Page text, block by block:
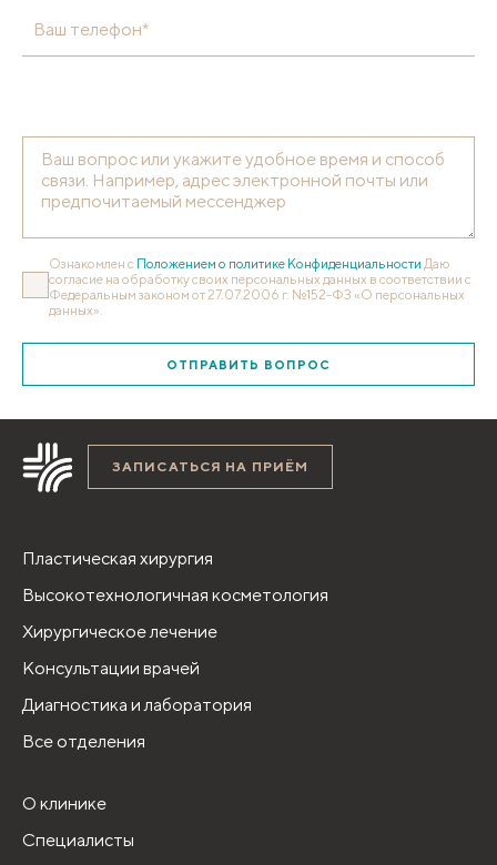
Ваш телефон*
Ознакомлен с Положением о политике Конфиденциальности Даю
согласие на обработку своих персональных данных в соответствии с
Федеральным законом от 27.07.2006 г. №152-ФЗ «О персональных
данных».
ОТПРАВИТЬ ВОПРОС
ЗАПИСАТЬСЯ НА ПРИЁМ
Пластическая хирургия
Высокотехнологичная косметология
Хирургическое лечение
Консультации врачей
Диагностика и лаборатория
Все отделения
О клинике
Специалисты